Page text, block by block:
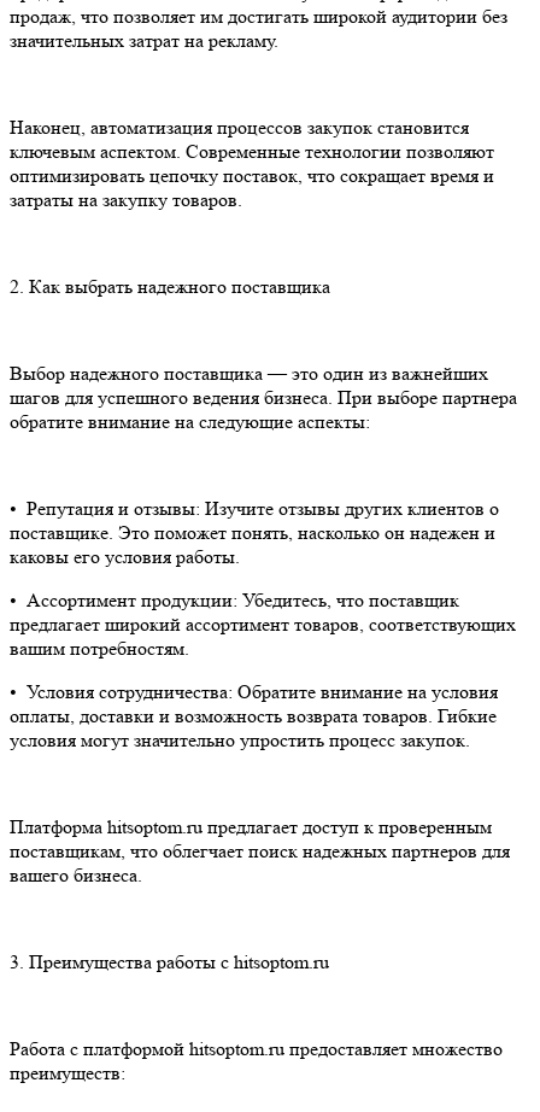
продаж, что позволяет им достигать широкой аудитории без
значительных затрат на рекламу.
Наконец, автоматизация процессов закупок становится
ключевым аспектом. Современные технологии позволяют
оптимизировать цепочку поставок, что сокращает время и
затраты на закупку товаров.
2.⁠ ⁠Как выбрать надежного поставщика
Выбор надежного поставщика — это один из важнейших
шагов для успешного ведения бизнеса. При выборе партнера
обратите внимание на следующие аспекты:
•⁠ ⁠Репутация и отзывы: Изучите отзывы других клиентов о
поставщике. Это поможет понять, насколько он надежен и
каковы его условия работы.
•⁠ ⁠Ассортимент продукции: Убедитесь, что поставщик
предлагает широкий ассортимент товаров, соответствующих
вашим потребностям.
•⁠ ⁠Условия сотрудничества: Обратите внимание на условия
оплаты, доставки и возможность возврата товаров. Гибкие
условия могут значительно упростить процесс закупок.
Платформа hitsoptom.ru предлагает доступ к проверенным
поставщикам, что облегчает поиск надежных партнеров для
вашего бизнеса.
3.⁠ ⁠Преимущества работы с hitsoptom.ru
Работа с платформой hitsoptom.ru предоставляет множество
преимуществ: